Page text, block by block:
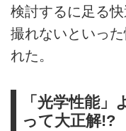
検討するに足る
撮れないといっ
れた。
「光学性能
って大正解!?